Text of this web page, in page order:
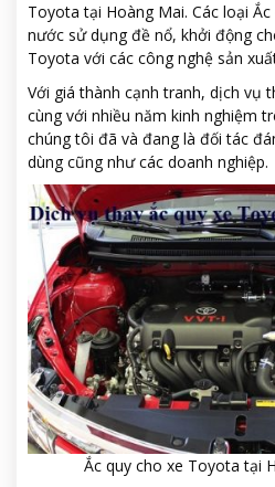
Toyota tại Hoàng Mai. Các loại
nước sử dụng đề nổ, khởi động
Toyota với các công nghệ sản
Với giá thành cạnh tranh, dịch vụ
cùng với nhiều năm kinh nghiệm
chúng tôi đã và đang là đối tác
dùng cũng như các doanh nghiệp.
Ắc quy cho xe Toyota tại